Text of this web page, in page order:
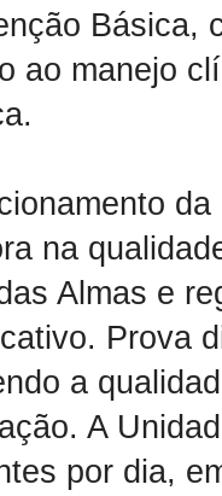
Básica,
ao manejo
na
Almas e
Prova
a
A
por dia,